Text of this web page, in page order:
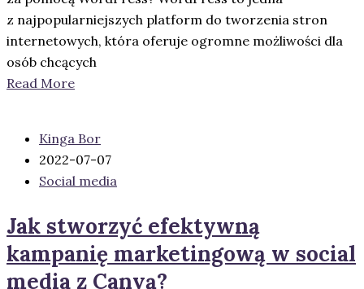
z najpopularniejszych platform do tworzenia stron
internetowych, która oferuje ogromne możliwości dla
osób chcących
Read More
Kinga Bor
2022-07-07
Social media
Jak stworzyć efektywną
kampanię marketingową w social
media z Canvą?